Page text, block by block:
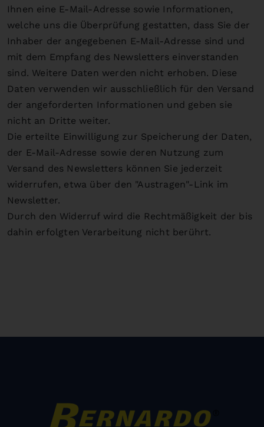
Ihnen eine E-Mail-Adresse sowie Informationen,
welche uns die Überprüfung gestatten, dass Sie der
Inhaber der angegebenen E-Mail-Adresse sind und
mit dem Empfang des Newsletters einverstanden
sind. Weitere Daten werden nicht erhoben. Diese
Daten verwenden wir ausschließlich für den Versand
der angeforderten Informationen und geben sie
nicht an Dritte weiter.
Die erteilte Einwilligung zur Speicherung der Daten,
der E-Mail-Adresse sowie deren Nutzung zum
Versand des Newsletters können Sie jederzeit
widerrufen, etwa über den "Austragen"-Link im
Newsletter.
Durch den Widerruf wird die Rechtmäßigkeit der bis
dahin erfolgten Verarbeitung nicht berührt.